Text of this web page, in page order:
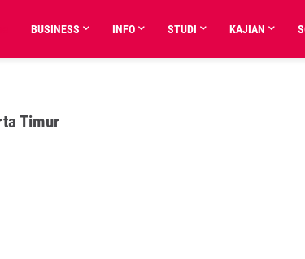
BUSINESS INFO STUDI KAJIAN
Timur